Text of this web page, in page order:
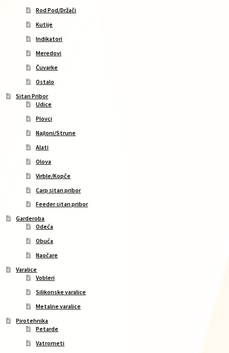
Rod Pod/Držači
Kutije
Indikatori
Meredovi
Čuvarke
Ostalo
Sitan Pribor
Udice
Plovci
Najloni/Strune
Alati
Olova
Virble/Kopče
Carp sitan pribor
Feeder sitan pribor
Garderoba
Odeća
Obuća
Naočare
Varalice
Vobleri
Silikonske varalice
Metalne varalice
Pirotehnika
Petarde
Vatrometi